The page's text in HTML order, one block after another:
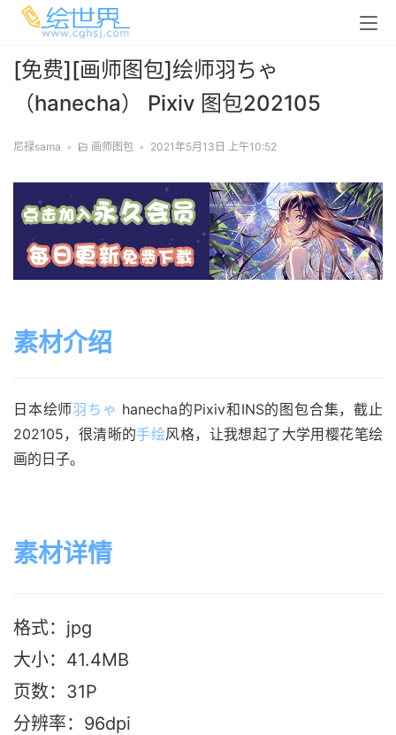
[免费][画师图包]绘师羽ちゃ
（hanecha） Pixiv 图包202105
尼禄sama • 画师图包 • 2021年5月13日 上午10:52
素材介绍
日本绘师羽ちゃ hanecha的Pixiv和INS的图包合集，截止
202105，很清晰的手绘风格，让我想起了大学用樱花笔绘
画的日子。
素材详情
格式：jpg
大小：41.4MB
页数：31P
分辨率：96dpi